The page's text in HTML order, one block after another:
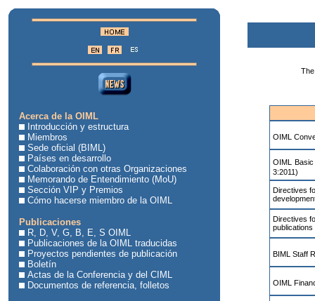
Acerca de la OIML
Introducción y estructura
Miembros
Sede oficial (BIML)
Países en desarrollo
Colaboración con otras Organizaciones
Memorando de Entendimiento (MoU)
Sección VIP y Premios
Cómo hacerse miembro de la OIML
Publicaciones
R, D, V, G, B, E, S OIML
Publicaciones de la OIML traducidas
Proyectos pendientes de publicación
Boletín
Actas de la Conferencia y del CIML
Documentos de referencia, folletos
OIML
OIML
3:2011)
Directives
Directives
BIML Staff
OIML